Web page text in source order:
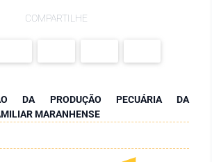
COMPARTILHE
DA PRODUÇÃO PECUÁRIA DA
MARANHENSE